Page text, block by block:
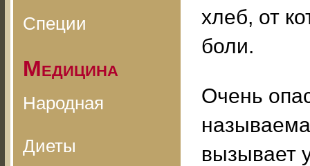
Специи
Медицина
Народная
Диеты
хлеб, от
боли.
Очень
вызывает